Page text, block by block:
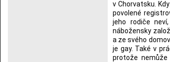
v Chorvatsku.
povolené
jeho rodiče
nábožensky
a ze svého
je gay. Také v
protože